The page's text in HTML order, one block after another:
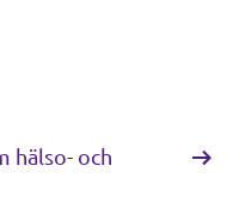
hälso- och